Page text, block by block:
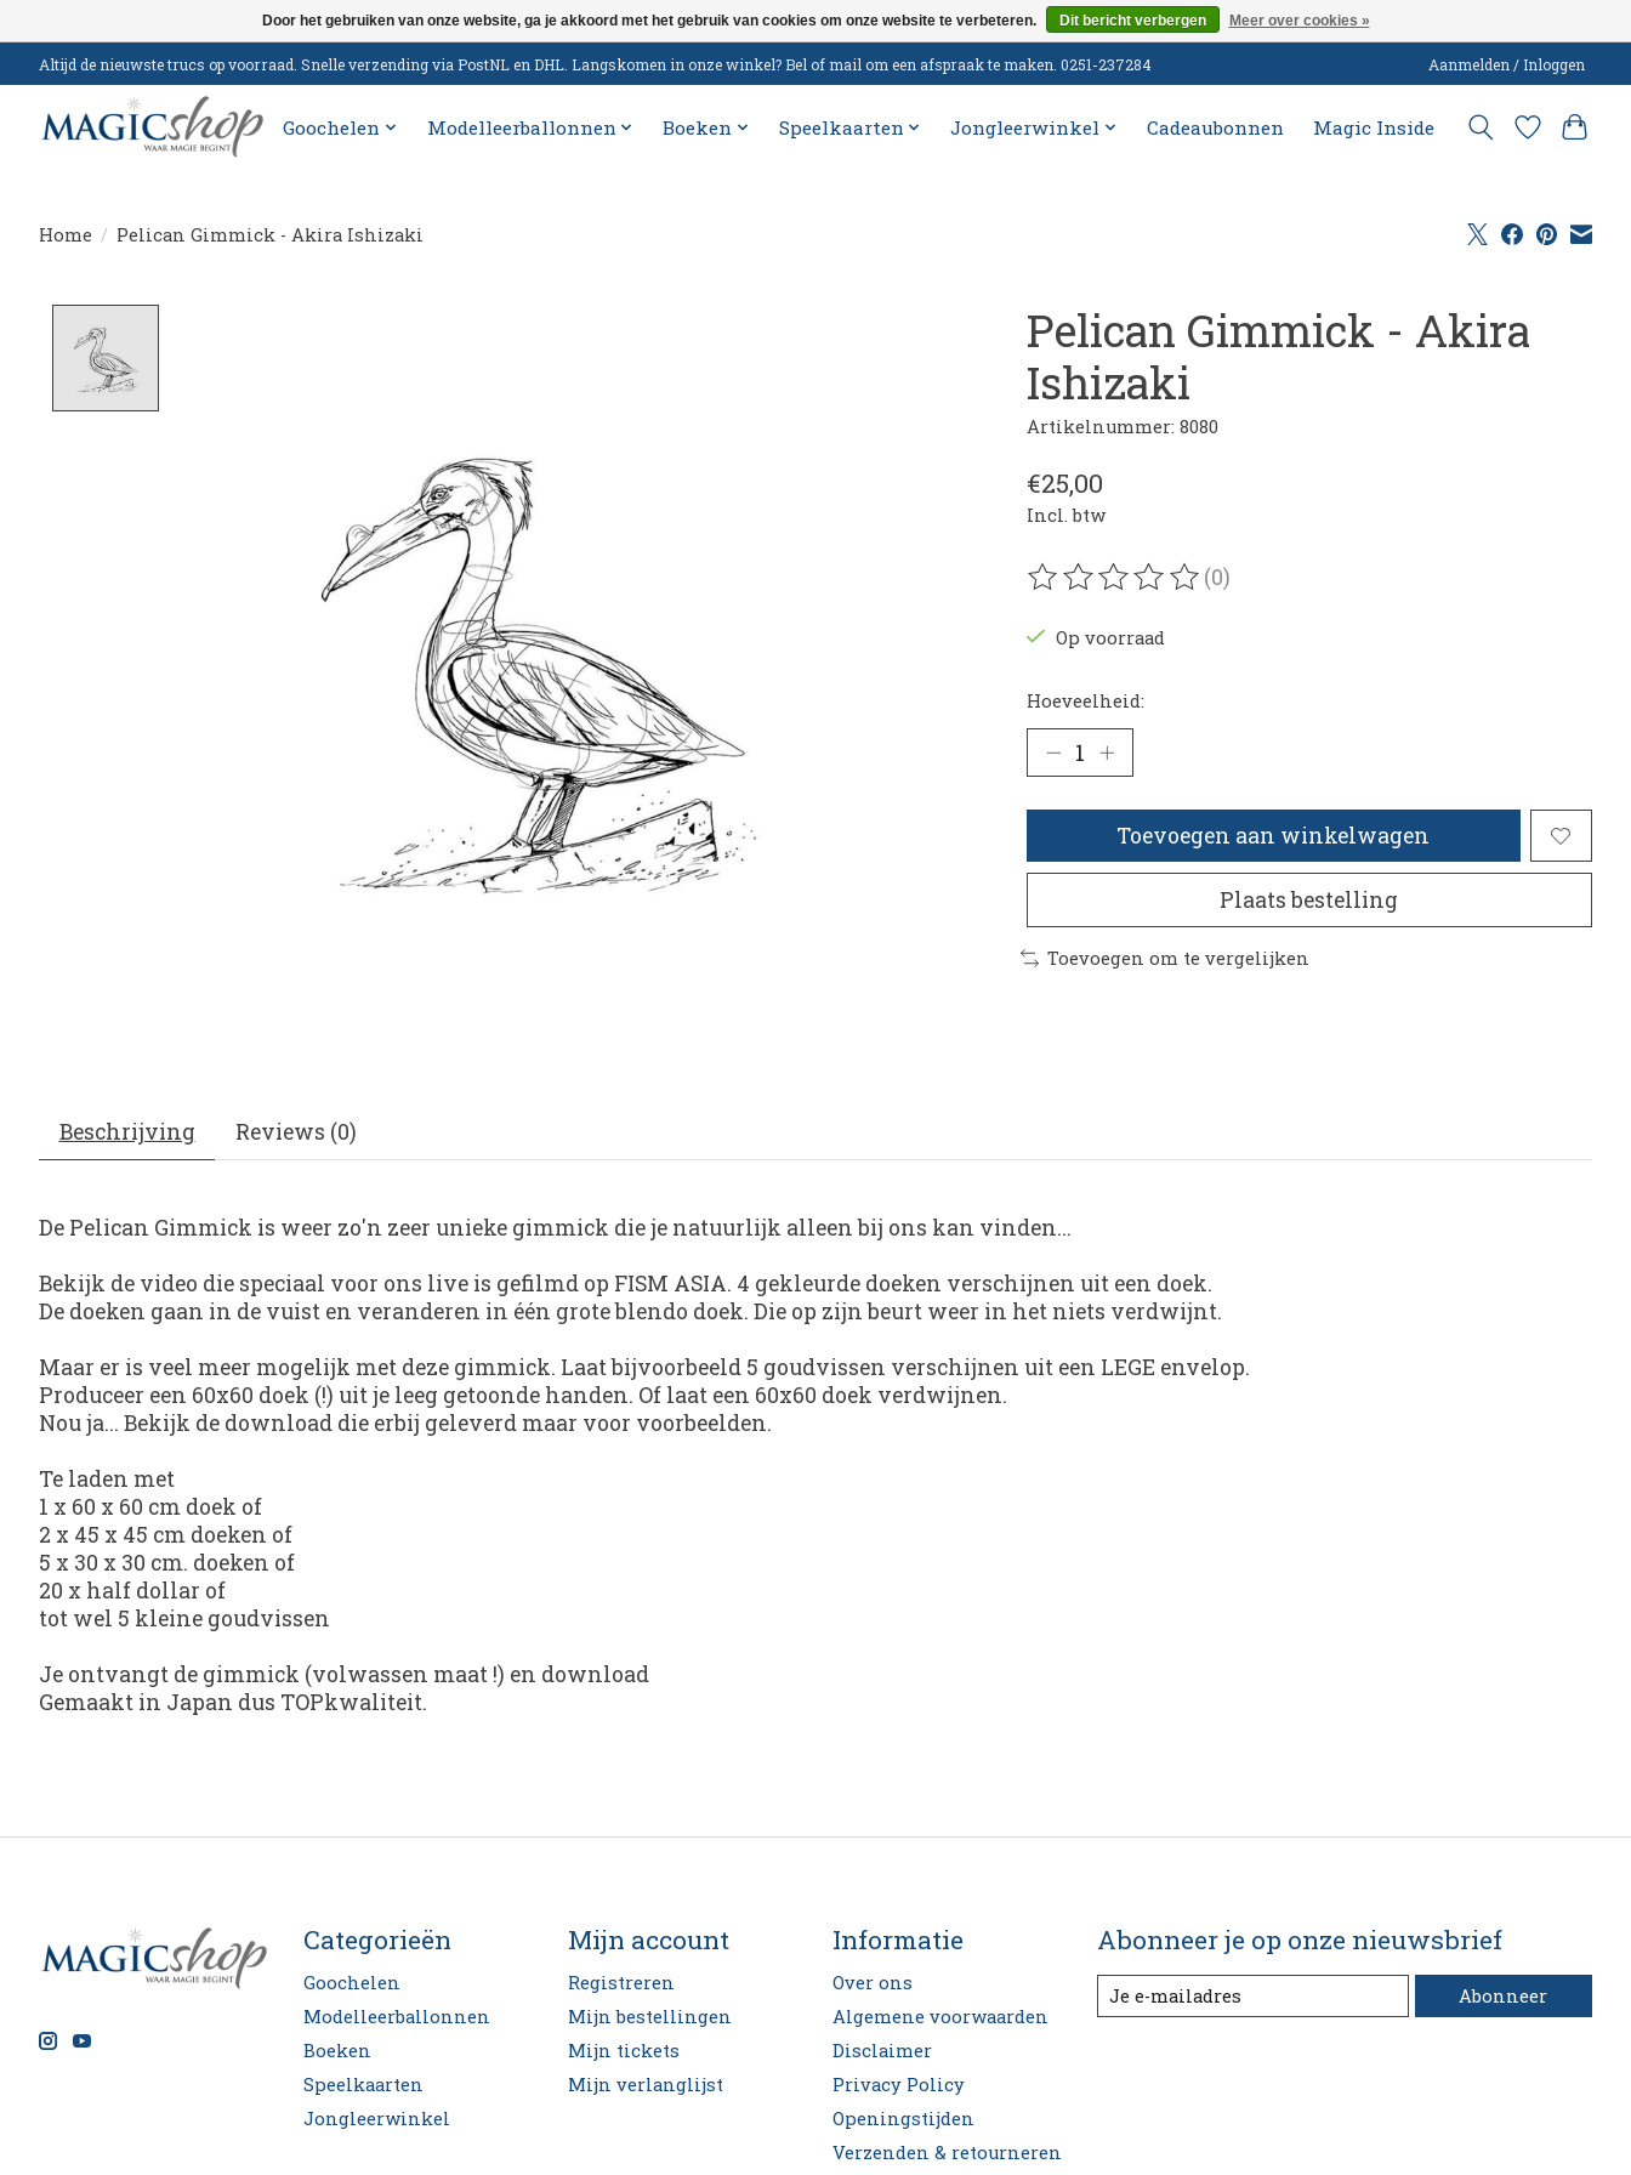
Altijd de nieuwste trucs op voorraad. Snelle verzending via PostNL en DHL. Langskomen in onze winkel? Bel of mail om een afspraak te maken. 0251-237284 Aanmelden / Inloggen
Goochelen Modelleerballonnen Boeken Speelkaarten Jongleerwinkel Cadeaubonnen Magic Inside
Home / Pelican Gimmick - Akira Ishizaki
Pelican Gimmick - Akira
Ishizaki
Artikelnummer: 8080
€25,00
Incl. btw
De beoordeling van dit product is
(0)
Op voorraad
Hoeveelheid:
Toevoegen aan winkelwagen
Plaats bestelling
Toevoegen om te vergelijken
Beschrijving Reviews (0)
De Pelican Gimmick is weer zo'n zeer unieke gimmick die je natuurlijk alleen bij ons kan vinden...
Bekijk de video die speciaal voor ons live is gefilmd op FISM ASIA. 4 gekleurde doeken verschijnen uit een doek.
De doeken gaan in de vuist en veranderen in één grote blendo doek. Die op zijn beurt weer in het niets verdwijnt.
Maar er is veel meer mogelijk met deze gimmick. Laat bijvoorbeeld 5 goudvissen verschijnen uit een LEGE envelop.
Produceer een 60x60 doek (!) uit je leeg getoonde handen. Of laat een 60x60 doek verdwijnen.
Nou ja... Bekijk de download die erbij geleverd maar voor voorbeelden.
Te laden met
1 x 60 x 60 cm doek of
2 x 45 x 45 cm doeken of
5 x 30 x 30 cm. doeken of
20 x half dollar of
tot wel 5 kleine goudvissen
Je ontvangt de gimmick (volwassen maat !) en download
Gemaakt in Japan dus TOPkwaliteit.
Categorieën
Goochelen
Modelleerballonnen
Boeken
Speelkaarten
Jongleerwinkel
Mijn account
Registreren
Mijn bestellingen
Mijn tickets
Mijn verlanglijst
Informatie
Over ons
Algemene voorwaarden
Disclaimer
Privacy Policy
Openingstijden
Verzenden & retourneren
Abonneer je op onze nieuwsbrief
Abonneer
Door het gebruiken van onze website, ga je akkoord met het gebruik van cookies om onze website te verbeteren. Dit bericht verbergen Meer over cookies »